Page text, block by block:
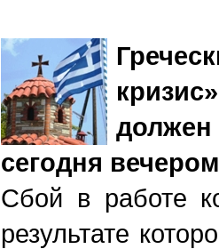
сегодня вечером
Сбой в работе
результате